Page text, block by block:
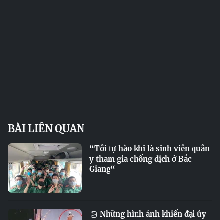
BÀI LIÊN QUAN
“Tôi tự hào khi là sinh viên quân
y tham gia chống dịch ở Bắc
Giang“
Những hình ảnh khiến đại úy